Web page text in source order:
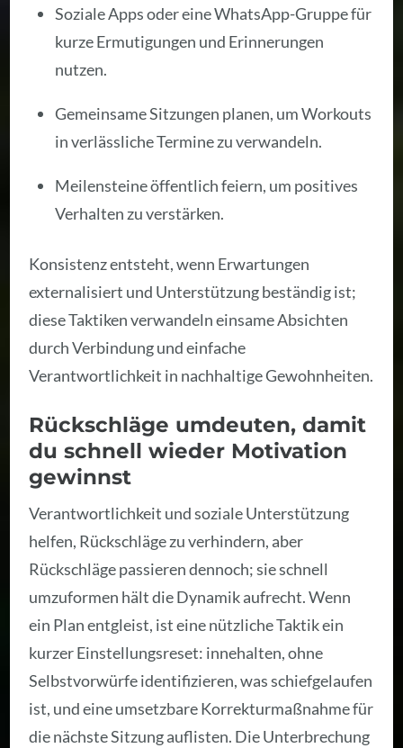
Soziale Apps oder eine WhatsApp-Gruppe für
kurze Ermutigungen und Erinnerungen
nutzen.
Gemeinsame Sitzungen planen, um Workouts
in verlässliche Termine zu verwandeln.
Meilensteine öffentlich feiern, um positives
Verhalten zu verstärken.
Konsistenz entsteht, wenn Erwartungen
externalisiert und Unterstützung beständig ist;
diese Taktiken verwandeln einsame Absichten
durch Verbindung und einfache
Verantwortlichkeit in nachhaltige Gewohnheiten.
Rückschläge umdeuten, damit
du schnell wieder Motivation
gewinnst
Verantwortlichkeit und soziale Unterstützung
helfen, Rückschläge zu verhindern, aber
Rückschläge passieren dennoch; sie schnell
umzuformen hält die Dynamik aufrecht. Wenn
ein Plan entgleist, ist eine nützliche Taktik ein
kurzer Einstellungsreset: innehalten, ohne
Selbstvorwürfe identifizieren, was schiefgelaufen
ist, und eine umsetzbare Korrekturmaßnahme für
die nächste Sitzung auflisten. Die Unterbrechung